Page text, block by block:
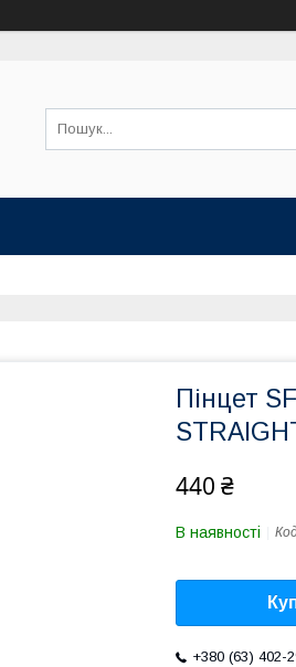
Пінцет
440 ₴
В наявності
+380 (63) 402-